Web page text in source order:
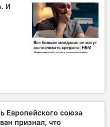
И
Европейского союза
признал, что